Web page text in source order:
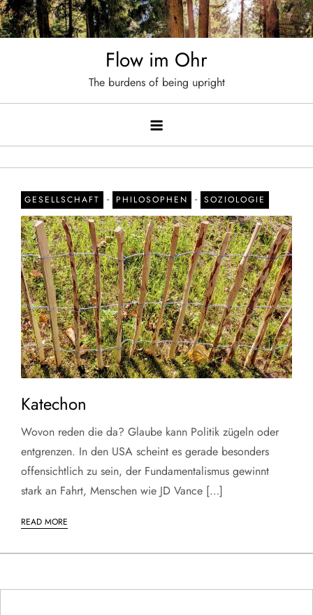
Skip
to
Flow im Ohr
The burdens of being upright
GESELLSCHAFT - PHILOSOPHEN - SOZIOLOGIE
Katechon
Wovon reden die da? Glaube kann Politik zügeln oder
entgrenzen. In den USA scheint es gerade besonders
offensichtlich zu sein, der Fundamentalismus gewinnt
stark an Fahrt, Menschen wie JD Vance […]
READ MORE